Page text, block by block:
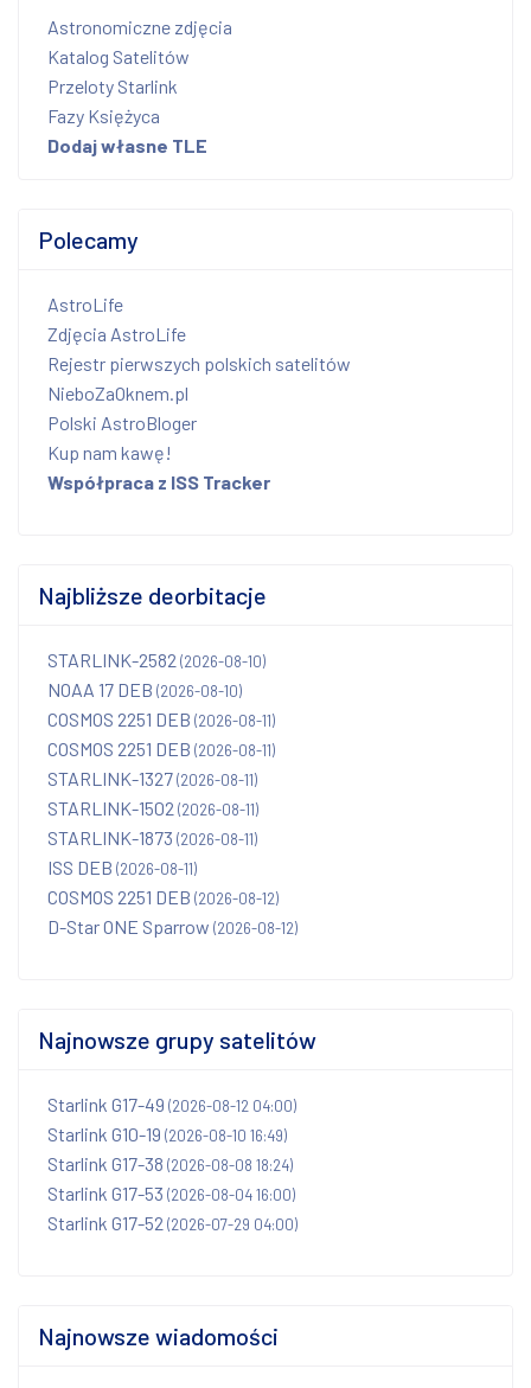
Astronomiczne zdjęcia
Katalog Satelitów
Przeloty Starlink
Fazy Księżyca
Dodaj własne TLE
Polecamy
AstroLife
Zdjęcia AstroLife
Rejestr pierwszych polskich satelitów
NieboZaOknem.pl
Polski AstroBloger
Kup nam kawę!
Współpraca z ISS Tracker
Najbliższe deorbitacje
STARLINK-2582 (2026-08-10)
NOAA 17 DEB (2026-08-10)
COSMOS 2251 DEB (2026-08-11)
COSMOS 2251 DEB (2026-08-11)
STARLINK-1327(2026-08-11)
STARLINK-1502 (2026-08-11)
STARLINK-1873 (2026-08-11)
ISS DEB (2026-08-11)
COSMOS 2251 DEB (2026-08-12)
D-Star ONE Sparrow (2026-08-12)
Najnowsze grupy satelitów
Starlink G17-49 (2026-08-12 04:00)
Starlink G10-19 (2026-08-10 16:49)
Starlink G17-38 (2026-08-08 18:24)
Starlink G17-53 (2026-08-04 16:00)
Starlink G17-52 (2026-07-29 04:00)
Najnowsze wiadomości